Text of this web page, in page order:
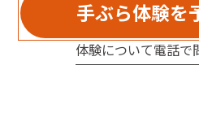
手ぶら体験を
体験について電話で